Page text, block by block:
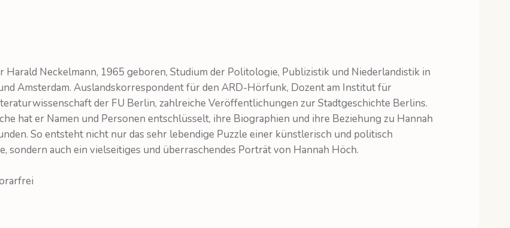
Harald Neckelmann, 1965 geboren, Studium der Politologie, Publizistik und Niederlandistik in
Amsterdam. Auslandskorrespondent für den ARD-Hörfunk, Dozent am Institut für
der FU Berlin, zahlreiche Veröffentlichungen zur Stadtgeschichte Berlins.
hat er Namen und Personen entschlüsselt, ihre Biographien und ihre Beziehung zu Hannah
So entsteht nicht nur das sehr lebendige Puzzle einer künstlerisch und politisch
sondern auch ein vielseitiges und überraschendes Porträt von Hannah Höch.